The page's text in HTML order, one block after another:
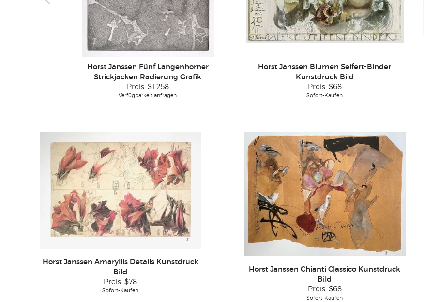
Horst Janssen Fünf Langenhorner
Strickjacken Radierung Grafik
Preis: $1.258
Verfügbarkeit anfragen
Horst Janssen Blumen Seifert-Binder
Kunstdruck Bild
Preis: $68
Sofort-Kaufen
Horst Janssen Amaryllis Details Kunstdruck
Bild
Preis:$78
Sofort-Kaufen
Horst Janssen Chianti Classico Kunstdruck
Bild
Preis: $68
Sofort-Kaufen